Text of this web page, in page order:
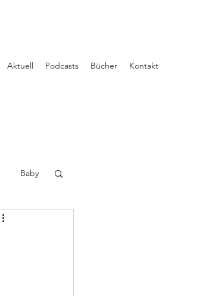
Aktuell Podcasts Bücher Kontakt
Baby